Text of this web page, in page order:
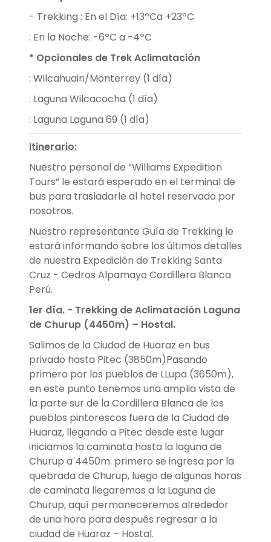
- Trekking : En el Día: +13ºCa +23ºC
: En la Noche: -6ºC a -4ºC
* Opcionales de Trek Aclimatación
: Wilcahuain/Monterrey (1 día)
: Laguna Wilcacocha (1 día)
: Laguna Laguna 69 (1 día)
Itinerario:
Nuestro personal de “Williams Expedition
Tours” le estará esperado en el terminal de
bus para trasladarle al hotel reservado por
nosotros.
Nuestro representante Guía de Trekking le
estará informando sobre los últimos detalles
de nuestra Expedición de Trekking Santa
Cruz - Cedros Alpamayo Cordillera Blanca
Perú.
1er día. - Trekking de Aclimatación Laguna
de Churup (4450m) – Hostal.
Salimos de la Ciudad de Huaraz en bus
privado hasta Pitec (3850m)Pasando
primero por los pueblos de LLupa (3650m),
en este punto tenemos una amplia vista de
la parte sur de la Cordillera Blanca de los
pueblos pintorescos fuera de la Ciudad de
Huaraz, llegando a Pitec desde este lugar
iniciamos la caminata hasta la laguna de
Churup a 4450m. primero se ingresa por la
quebrada de Churup, luego de algunas horas
de caminata llegaremos a la Laguna de
Churup, aquí permaneceremos alrededor
de una hora para después regresar a la
ciudad de Huaraz – Hostal.